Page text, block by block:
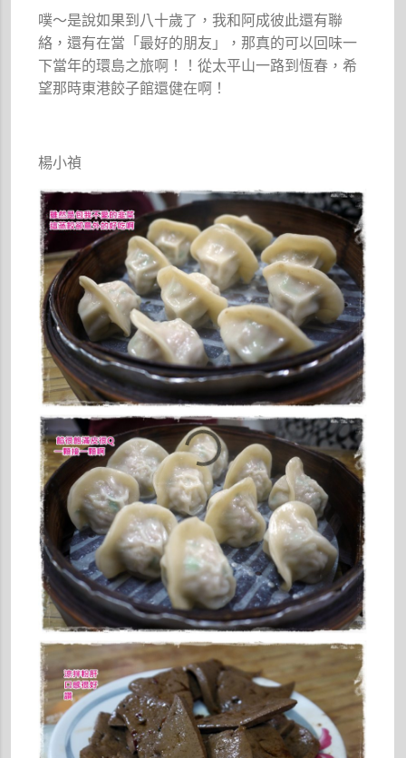
噗～是說如果到八十歲了，我和阿成彼此還有聯
絡，還有在當「最好的朋友」，那真的可以回味一
下當年的環島之旅啊！！從太平山一路到恆春，希
望那時東港餃子館還健在啊！
楊小禎